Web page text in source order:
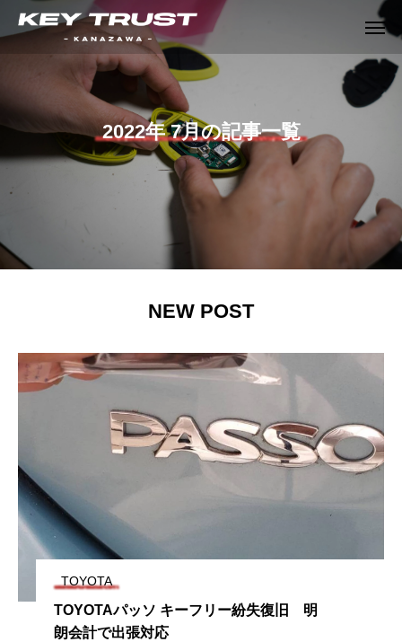
2022年 7月の記事一覧
NEW POST
TOYOTA
TOYOTAパッソ キーフリー紛失復旧 明
朗会計で出張対応